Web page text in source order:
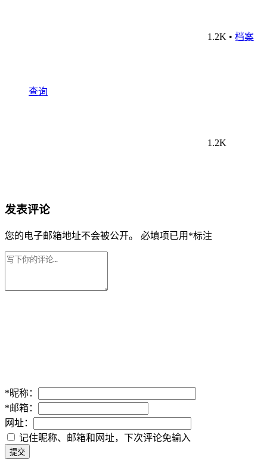
1.2K • 档案
查询
1.2K
发表评论
您的电子邮箱地址不会被公开。 必填项已用 *标注
*昵称：
*邮箱：
网址：
记住昵称、邮箱和网址，下次评论免输入
提交